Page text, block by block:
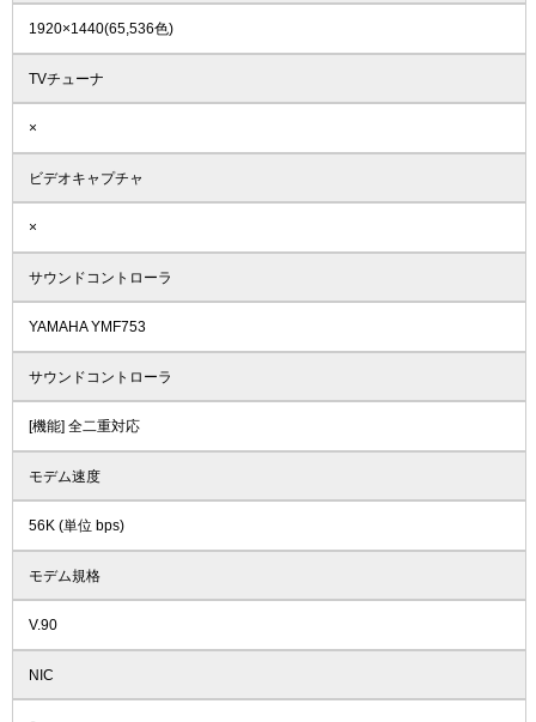
1920×1440(65,536色)
TVチューナ
×
ビデオキャプチャ
×
サウンドコントローラ
YAMAHA YMF753
サウンドコントローラ
[機能] 全二重対応
モデム速度
56K (単位 bps)
モデム規格
V.90
NIC